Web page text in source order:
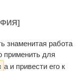
знаменитая работа
применить для
а и привести его к